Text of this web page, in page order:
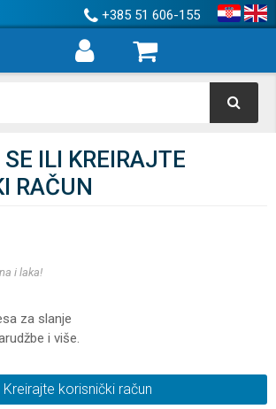
+385 51 606-155
ILI KREIRAJTE
RAČUN
i laka!
za slanje
i više.
Kreirajte korisnički račun